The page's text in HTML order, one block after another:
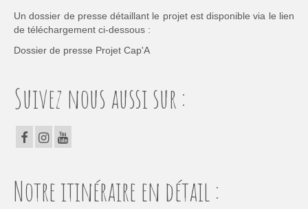
Un dossier de presse détaillant le projet est disponible via le lien
de téléchargement ci-dessous :
Dossier de presse Projet Cap'A
Suivez nous aussi sur :
Notre itinéraire en détail :